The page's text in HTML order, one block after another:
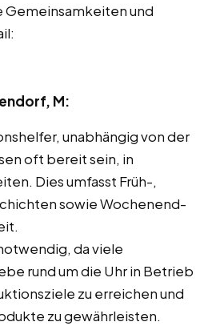
Gemeinsamkeiten und
M:
unabhängig von der
oft bereit sein, in
Dies umfasst Früh-,
sowie Wochenend-
da viele
rund um die Uhr in Betrieb
zu erreichen und
zu gewährleisten.